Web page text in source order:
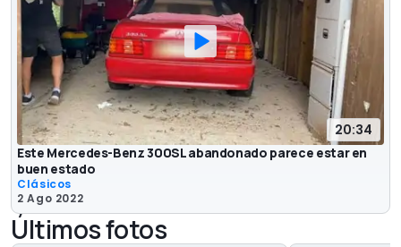
20:34
Este Mercedes-Benz 300SL abandonado parece estar en
buen estado
Clásicos
2 Ago 2022
Últimos fotos